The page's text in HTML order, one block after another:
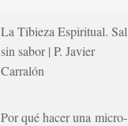
La Tibieza Espiritual. Sal
sin sabor | P. Javier
Carralón
Por qué hacer una micro-